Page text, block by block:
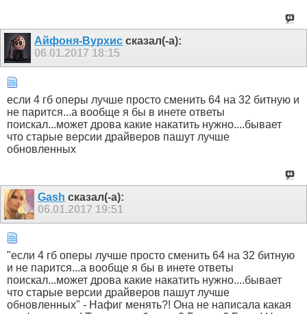
Айфоня-Вурхис сказал(-а):
06.01.2017 18:15
если 4 гб оперы лучше просто сменить 64 на 32 битную и
не парится...а вообще я бы в инете ответы
поискал...может дрова какие накатить нужно....бывает
что старые версии драйверов пашут лучше
обновленных
Gash сказал(-а):
06.01.2017 19:51
"если 4 гб оперы лучше просто сменить 64 на 32 битную
и не парится...а вообще я бы в инете ответы
поискал...может дрова какие накатить нужно....бывает
что старые версии драйверов пашут лучше
обновленных" - Нафиг менять?! Она не написала какая